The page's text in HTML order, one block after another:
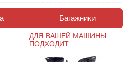
Багажники
ДЛЯ ВАШЕЙ МАШИНЫ
ПОДХОДИТ: